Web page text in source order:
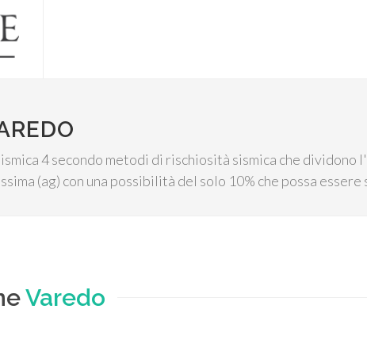
4 secondo metodi di rischiosità sismica che
(ag) con una possibilità del solo 10% che possa essere
Varedo